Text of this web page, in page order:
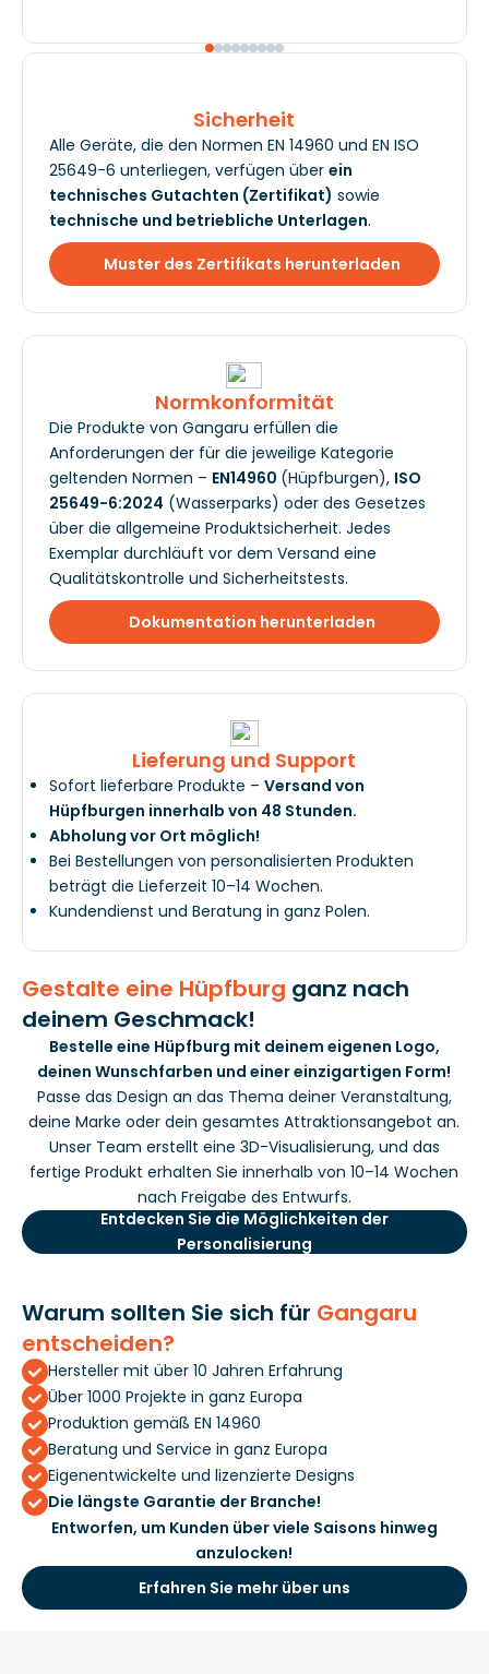
Sicherheit
Alle Geräte, die den Normen EN 14960 und EN ISO
25649-6 unterliegen, verfügen über ein
technisches Gutachten (Zertifikat) sowie
technische und betriebliche Unterlagen.
Muster des Zertifikats herunterladen
Normkonformität
Die Produkte von Gangaru erfüllen die
Anforderungen der für die jeweilige Kategorie
geltenden Normen – EN14960 (Hüpfburgen), ISO
25649-6:2024 (Wasserparks) oder des Gesetzes
über die allgemeine Produktsicherheit. Jedes
Exemplar durchläuft vor dem Versand eine
Qualitätskontrolle und Sicherheitstests.
Dokumentation herunterladen
Lieferung und Support
Sofort lieferbare Produkte – Versand von
Hüpfburgen innerhalb von 48 Stunden.
Abholung vor Ort möglich!
Bei Bestellungen von personalisierten Produkten
beträgt die Lieferzeit 10–14 Wochen.
Kundendienst und Beratung in ganz Polen.
Gestalte eine Hüpfburg ganz nach
deinem Geschmack!
Bestelle eine Hüpfburg mit deinem eigenen Logo,
deinen Wunschfarben und einer einzigartigen Form!
Passe das Design an das Thema deiner Veranstaltung,
deine Marke oder dein gesamtes Attraktionsangebot an.
Unser Team erstellt eine 3D-Visualisierung, und das
fertige Produkt erhalten Sie innerhalb von 10–14 Wochen
nach Freigabe des Entwurfs.
Entdecken Sie die Möglichkeiten der
Personalisierung
Warum sollten Sie sich für Gangaru
entscheiden?
Hersteller mit über 10 Jahren Erfahrung
Über 1000 Projekte in ganz Europa
Produktion gemäß EN 14960
Beratung und Service in ganz Europa
Eigenentwickelte und lizenzierte Designs
Die längste Garantie der Branche!
Entworfen, um Kunden über viele Saisons hinweg
anzulocken!
Erfahren Sie mehr über uns